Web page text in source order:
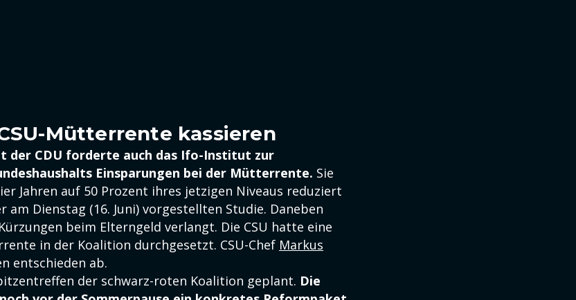
Mütterrente kassieren
der CDU forderte auch das Ifo-Institut zur
Einsparungen bei der Mütterrente. Sie
Jahren auf 50 Prozent ihres jetzigen Niveaus reduziert
am Dienstag (16. Juni) vorgestellten Studie. Daneben
beim Elterngeld verlangt. Die CSU hatte eine
in der Koalition durchgesetzt. CSU-Chef Markus
entschieden ab.
der schwarz-roten Koalition geplant. Die